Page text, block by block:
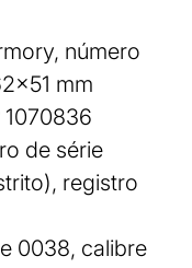
número
mm
1070836
de série
registro
0038, calibre